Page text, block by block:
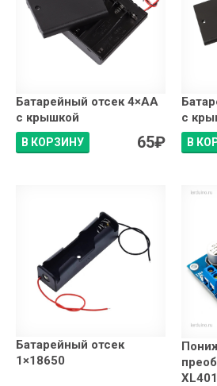
Батарейный отсек 4×АA
с крышкой
В КОРЗИНУ 65₽
с
В
Батарейный отсек
1×18650